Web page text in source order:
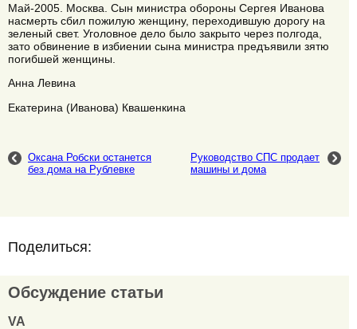
Май-2005. Москва. Сын министра обороны Сергея Иванова
насмерть сбил пожилую женщину, переходившую дорогу на
зеленый свет. Уголовное дело было закрыто через полгода,
зато обвинение в избиении сына министра предъявили зятю
погибшей женщины.
Анна Левина
Екатерина (Иванова) Квашенкина
Оксана Робски останется
без дома на Рублевке
Руководство СПС продает
машины и дома
Поделиться:
Обсуждение статьи
VA